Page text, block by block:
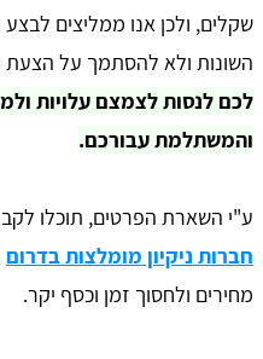
שקלים, ולכן אנו ממליצים לבצע
השונות ולא להסתמך על
לכם לנסות לצמצם עלויות
והמשתלמת עבורכם.
ע"י השארת הפרטים, תוכלו לקבל עוד היום
חברות ניקיון מומלצות בדרום
מחירים ולחסוך זמן וכסף יקר.